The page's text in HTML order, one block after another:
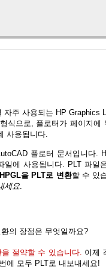
자주 사용되는 HP Graphics
식으로, 플로터가 페이지
사용됩니다.
플로터 문서입니다.
일에 사용됩니다. PLT 파일
HPGL을 PLT로 변환할 수 있
세요
의 장점은 무엇일까요?
을 절약할 수 있습니다. 이제
에 모두 PLT로 내보내세요!